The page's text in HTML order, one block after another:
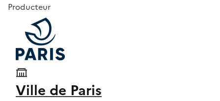
Producteur
Ville de Paris